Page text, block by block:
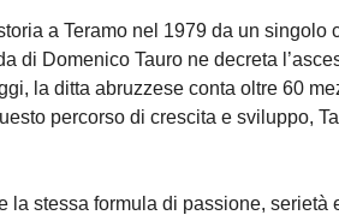
a Teramo nel 1979 da un
di Domenico Tauro ne decreta
la ditta abruzzese conta oltre 60
percorso di crescita e sviluppo,
la stessa formula di passione,